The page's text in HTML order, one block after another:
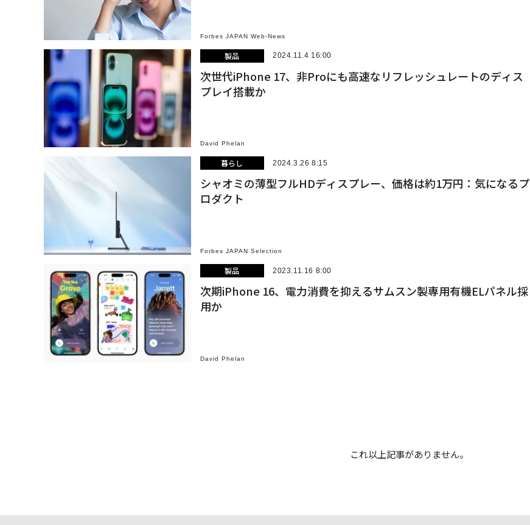
Forbes JAPAN Web-News
製品 2024.11.4 16:00
次世代iPhone 17、非Proにも高速なリフレッシュレートのディス
プレイ搭載か
David Phelan
暮らし 2024.3.26 8:15
シャオミの薄型フルHDディスプレー、価格は約1万円：気になるプ
ロダクト
Forbes JAPAN Selection
製品 2023.11.16 8:00
次期iPhone 16、電力消費を抑えるサムスン製専用有機ELパネル採
用か
David Phelan
これ以上記事がありません。